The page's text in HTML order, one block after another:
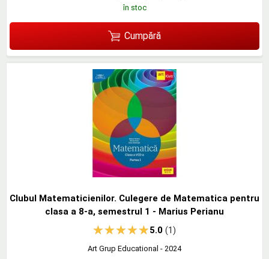
în stoc
Cumpără
Clubul Matematicienilor. Culegere de Matematica pentru
clasa a 8-a, semestrul 1 - Marius Perianu
5.0(1)
Art Grup Educational - 2024